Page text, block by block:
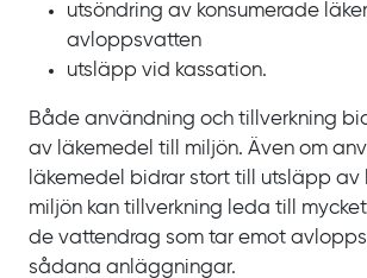
utsöndring av konsumerade
avloppsvatten
utsläpp vid kassation.
Både användning och tillverkning
av läkemedel till miljön. Även om
läkemedel bidrar stort till utsläpp av
miljön kan tillverkning leda till
de vattendrag som tar emot
sådana anläggningar.